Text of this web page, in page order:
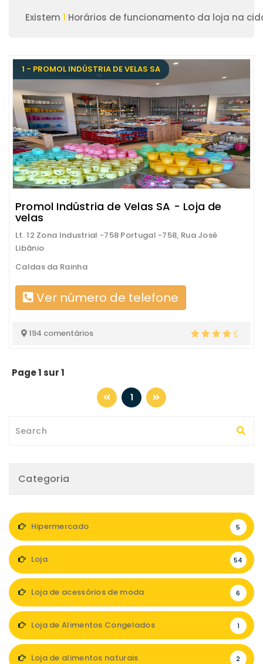
Existem 1 Horários de funcionamento da loja na
1 - PROMOL INDÚSTRIA DE VELAS SA
Promol Indústria de Velas SA - Loja de
velas
Lt. 12 Zona Industrial -758 Portugal -758, Rua José
Libânio
Caldas da Rainha
Ver número de telefone
194 comentários
Page 1 sur 1
1
Categoria
Hipermercado 5
Loja 54
Loja de acessórios de moda 6
Loja de Alimentos Congelados 1
Loja de alimentos naturais 2